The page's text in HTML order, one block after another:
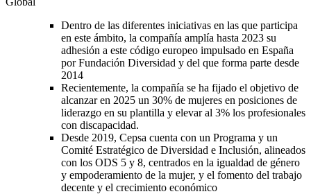
Dentro de las diferentes iniciativas en las que participa
en este ámbito, la compañía amplía hasta 2023 su
adhesión a este código europeo impulsado en España
por Fundación Diversidad y del que forma parte desde
2014
Recientemente, la compañía se ha fijado el objetivo de
alcanzar en 2025 un 30% de mujeres en posiciones de
liderazgo en su plantilla y elevar al 3% los profesionales
con discapacidad.
Desde 2019, Cepsa cuenta con un Programa y un
Comité Estratégico de Diversidad e Inclusión, alineados
con los ODS 5 y 8, centrados en la igualdad de género
y empoderamiento de la mujer, y el fomento del trabajo
decente y el crecimiento económico